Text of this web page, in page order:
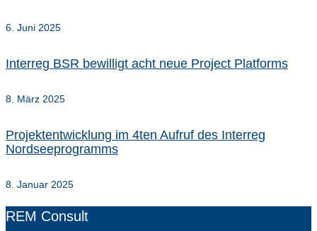
6. Juni 2025
Interreg BSR bewilligt acht neue Project Platforms
8. März 2025
Projektentwicklung im 4ten Aufruf des Interreg
Nordseeprogramms
8. Januar 2025
REM Consult